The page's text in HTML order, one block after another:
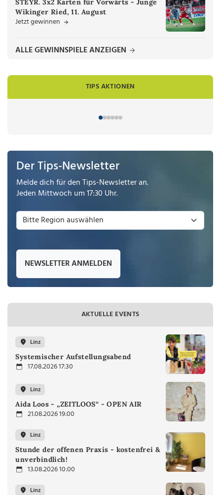
STEYR. 3x2 Karten für Vorwärts - Junge
Wikinger Ried, 11. August
Jetzt gewinnen
ALLE GEWINNSPIELE ANZEIGEN
TIPS AKTIONEN
Der Tips-Newsletter
Melde dich für den Tips-Newsletter an.
Jeden Mittwoch um 17:30 Uhr.
NEWSLETTER ANMELDEN
AKTUELLE EVENTS
Linz
Systemischer Aufstellungsabend
17.08.2026 17:30
Linz
Aida Loos - „ZEITLOOS“ - OPEN AIR
21.08.2026 19:00
Linz
Stunde der offenen Praxis - kostenfrei &
unverbindlich!
13.08.2026 10:00
Linz